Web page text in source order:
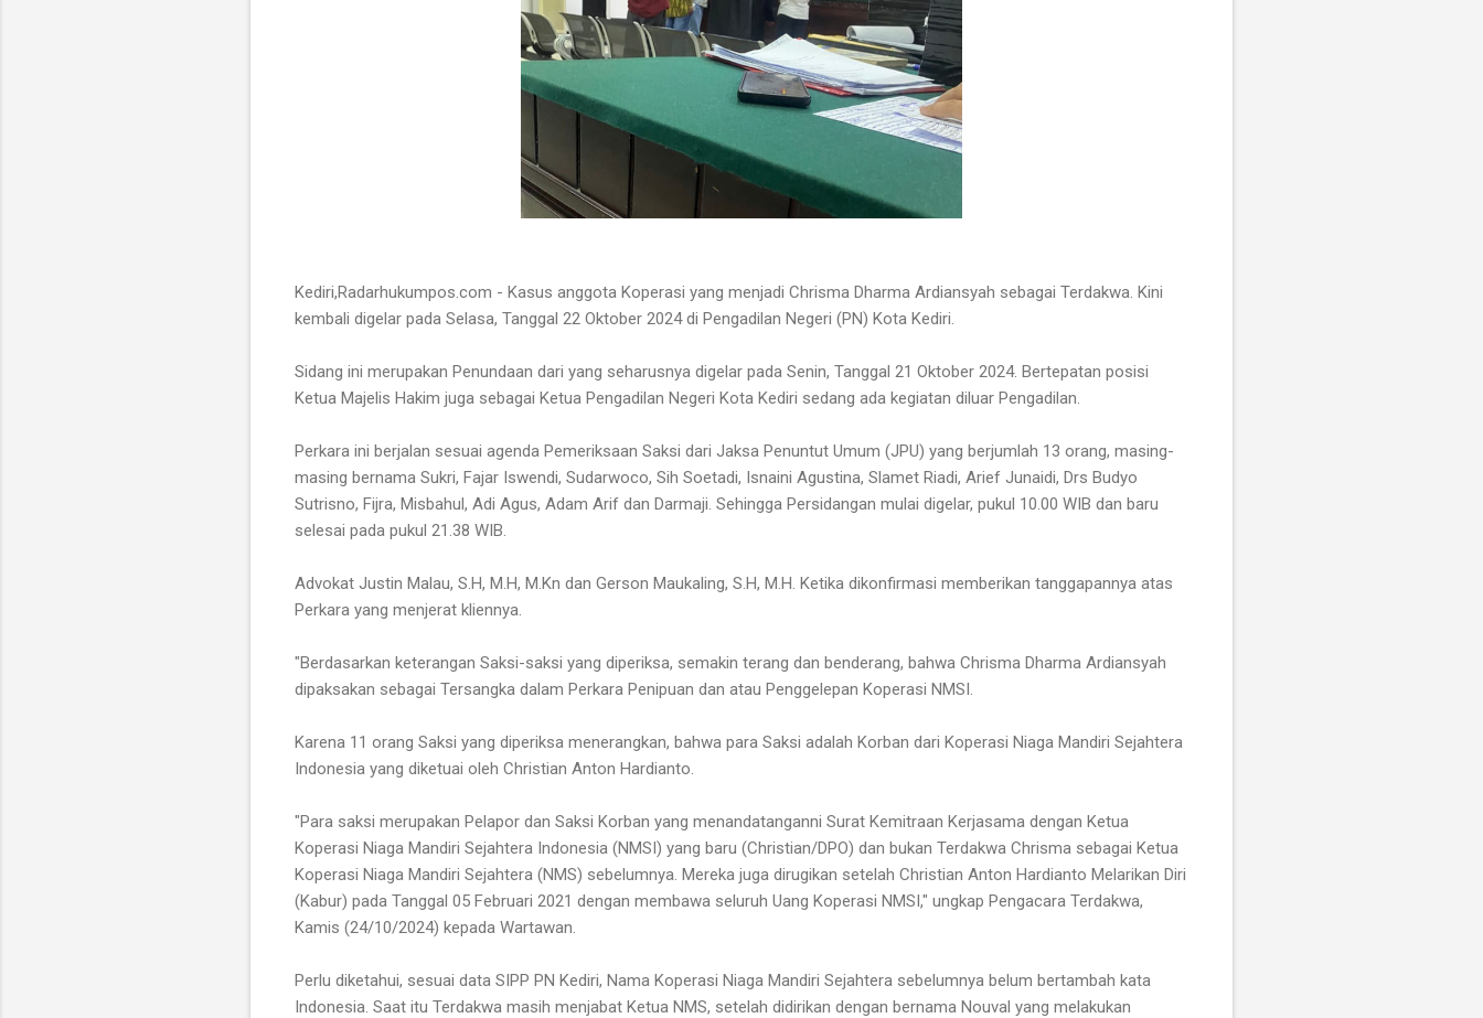
Kediri,Radarhukumpos.com - Kasus anggota Koperasi yang menjadi Chrisma Dharma Ardiansyah sebagai Terdakwa. Kini
kembali digelar pada Selasa, Tanggal 22 Oktober 2024 di Pengadilan Negeri (PN) Kota Kediri.
Sidang ini merupakan Penundaan dari yang seharusnya digelar pada Senin, Tanggal 21 Oktober 2024. Bertepatan posisi
Ketua Majelis Hakim juga sebagai Ketua Pengadilan Negeri Kota Kediri sedang ada kegiatan diluar Pengadilan.
Perkara ini berjalan sesuai agenda Pemeriksaan Saksi dari Jaksa Penuntut Umum (JPU) yang berjumlah 13 orang, masing-
masing bernama Sukri, Fajar Iswendi, Sudarwoco, Sih Soetadi, Isnaini Agustina, Slamet Riadi, Arief Junaidi, Drs Budyo
Sutrisno, Fijra, Misbahul, Adi Agus, Adam Arif dan Darmaji. Sehingga Persidangan mulai digelar, pukul 10.00 WIB dan baru
selesai pada pukul 21.38 WIB.
Advokat Justin Malau, S.H, M.H, M.Kn dan Gerson Maukaling, S.H, M.H. Ketika dikonfirmasi memberikan tanggapannya atas
Perkara yang menjerat kliennya.
"Berdasarkan keterangan Saksi-saksi yang diperiksa, semakin terang dan benderang, bahwa Chrisma Dharma Ardiansyah
dipaksakan sebagai Tersangka dalam Perkara Penipuan dan atau Penggelepan Koperasi NMSI.
Karena 11 orang Saksi yang diperiksa menerangkan, bahwa para Saksi adalah Korban dari Koperasi Niaga Mandiri Sejahtera
Indonesia yang diketuai oleh Christian Anton Hardianto.
"Para saksi merupakan Pelapor dan Saksi Korban yang menandatanganni Surat Kemitraan Kerjasama dengan Ketua
Koperasi Niaga Mandiri Sejahtera Indonesia (NMSI) yang baru (Christian/DPO) dan bukan Terdakwa Chrisma sebagai Ketua
Koperasi Niaga Mandiri Sejahtera (NMS) sebelumnya. Mereka juga dirugikan setelah Christian Anton Hardianto Melarikan Diri
(Kabur) pada Tanggal 05 Februari 2021 dengan membawa seluruh Uang Koperasi NMSI," ungkap Pengacara Terdakwa,
Kamis (24/10/2024) kepada Wartawan.
Perlu diketahui, sesuai data SIPP PN Kediri, Nama Koperasi Niaga Mandiri Sejahtera sebelumnya belum bertambah kata
Indonesia. Saat itu Terdakwa masih menjabat Ketua NMS, setelah didirikan dengan bernama Nouval yang melakukan